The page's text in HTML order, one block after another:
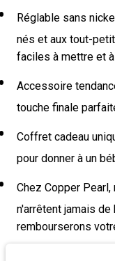
Réglable sans
nés et aux tout-
faciles à mettre et
Accessoire
touche finale
Coffret cadeau
pour donner à un
Chez Copper
n'arrêtent jamais
rembourserons